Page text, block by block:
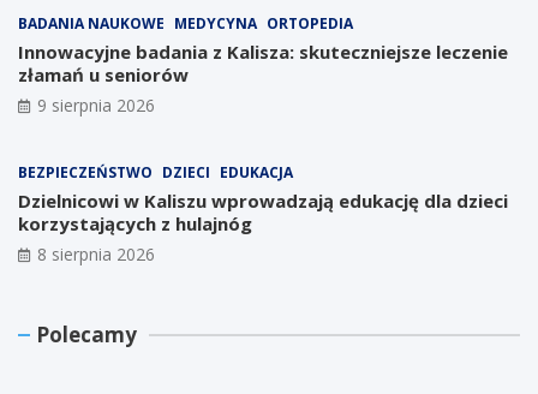
BADANIA NAUKOWE MEDYCYNA ORTOPEDIA
Innowacyjne badania z Kalisza: skuteczniejsze leczenie
złamań u seniorów
9 sierpnia 2026
BEZPIECZEŃSTWO DZIECI EDUKACJA
Dzielnicowi w Kaliszu wprowadzają edukację dla dzieci
korzystających z hulajnóg
8 sierpnia 2026
Polecamy
ir
e